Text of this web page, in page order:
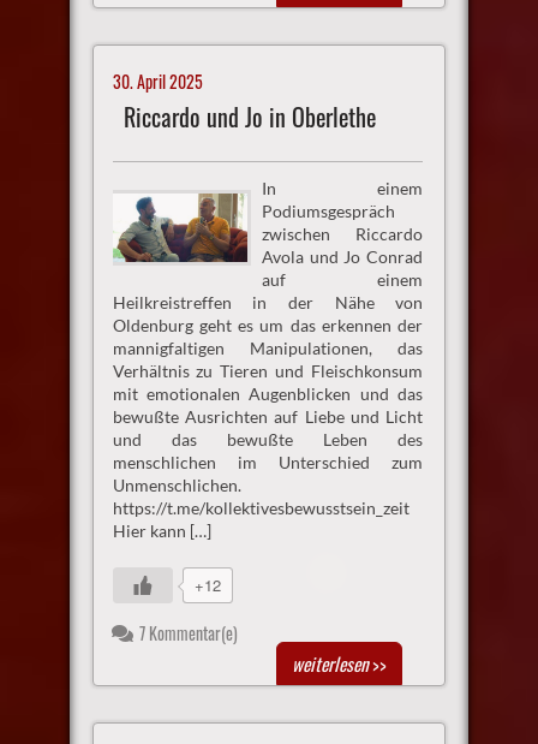
30. April 2025
Riccardo und Jo in Oberlethe
In einem
Podiumsgespräch
zwischen Riccardo
Avola und Jo Conrad
auf einem
Heilkreistreffen in der Nähe von
Oldenburg geht es um das erkennen der
mannigfaltigen Manipulationen, das
Verhältnis zu Tieren und Fleischkonsum
mit emotionalen Augenblicken und das
bewußte Ausrichten auf Liebe und Licht
und das bewußte Leben des
menschlichen im Unterschied zum
Unmenschlichen.
https://t.me/kollektivesbewusstsein_zeit
Hier kann […]
+12
7 Kommentar(e)
weiterlesen>>